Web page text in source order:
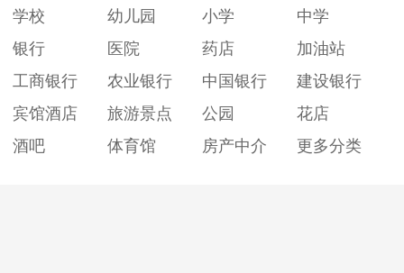
学校
幼儿园 小学
中学
银行
医院 药店
加油站
工商银行
农业银行 中国银行
建设银行
宾馆酒店
旅游景点 公园
花店
酒吧
体育馆 房产中介 更多分类